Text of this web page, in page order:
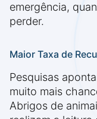
emergência,
perder.
Maior Taxa de
Pesquisas
muito mais
Abrigos de